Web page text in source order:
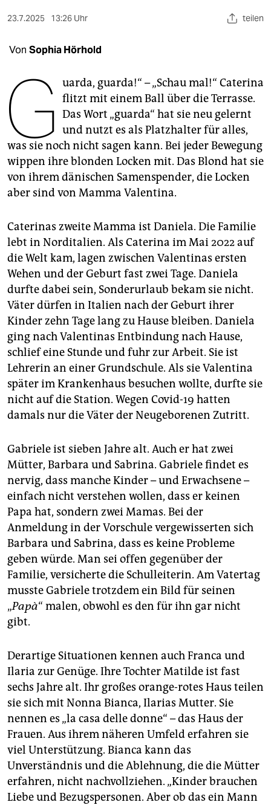
genossenschaft
epaper login
23.7.2025 13:26 Uhr teilen
Von Sophia Hörhold
G uarda, guarda!“ – „Schau mal!“ Caterina
flitzt mit einem Ball über die Terrasse.
Das Wort „guarda“ hat sie neu gelernt
und nutzt es als Platzhalter für alles,
was sie noch nicht sagen kann. Bei jeder Bewegung
wippen ihre blonden Locken mit. Das Blond hat sie
von ihrem dänischen Samenspender, die Locken
aber sind von Mamma Valentina.
Caterinas zweite Mamma ist Daniela. Die Familie
lebt in Norditalien. Als Caterina im Mai 2022 auf
die Welt kam, lagen zwischen Valentinas ersten
Wehen und der Geburt fast zwei Tage. Daniela
durfte dabei sein, Sonderurlaub bekam sie nicht.
Väter dürfen in Italien nach der Geburt ihrer
Kinder zehn Tage lang zu Hause bleiben. Daniela
ging nach Valentinas Entbindung nach Hause,
schlief eine Stunde und fuhr zur Arbeit. Sie ist
Lehrerin an einer Grundschule. Als sie Valentina
später im Krankenhaus besuchen wollte, durfte sie
nicht auf die Station. Wegen Covid-19 hatten
damals nur die Väter der Neugeborenen Zutritt.
Gabriele ist sieben Jahre alt. Auch er hat zwei
Mütter, Barbara und Sabrina. Gabriele findet es
nervig, dass manche Kinder – und Erwachsene –
einfach nicht verstehen wollen, dass er keinen
Papa hat, sondern zwei Mamas. Bei der
Anmeldung in der Vorschule vergewisserten sich
Barbara und Sabrina, dass es keine Probleme
geben würde. Man sei offen gegenüber der
Familie, versicherte die Schulleiterin. Am Vatertag
musste Gabriele trotzdem ein Bild für seinen
„Papà“ malen, obwohl es den für ihn gar nicht
gibt.
Derartige Situationen kennen auch Franca und
Ilaria zur Genüge. Ihre Tochter Matilde ist fast
sechs Jahre alt. Ihr großes orange-rotes Haus teilen
sie sich mit Nonna Bianca, Ilarias Mutter. Sie
nennen es „la casa delle donne“ – das Haus der
Frauen. Aus ihrem näheren Umfeld erfahren sie
viel Unterstützung. Bianca kann das
Unverständnis und die Ablehnung, die die Mütter
erfahren, nicht nachvollziehen. „Kinder brauchen
Liebe und Bezugspersonen. Aber ob das ein Mann